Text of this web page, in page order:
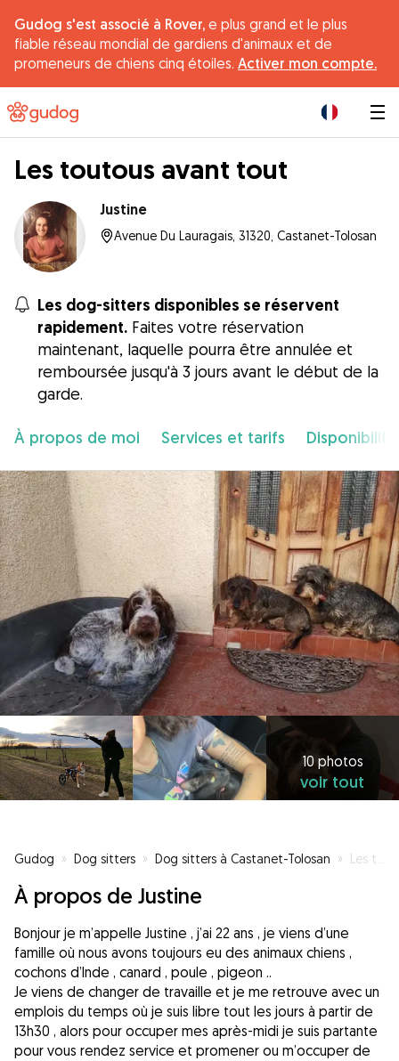
Gudog s'est associé à Rover, e plus grand et le plus
fiable réseau mondial de gardiens d'animaux et de
promeneurs de chiens cinq étoiles. Activer mon compte.
Les toutous avant tout
Justine
Avenue Du Lauragais, 31320, Castanet-Tolosan
Les dog-sitters disponibles se réservent
rapidement. Faites votre réservation
maintenant, laquelle pourra être annulée et
remboursée jusqu'à 3 jours avant le début de la
garde.
À propos de moi Services et tarifs Disponibilité
10 photos
voir tout
Gudog » Dog sitters » Dog sitters à Castanet-Tolosan » Les toutous avant tout
À propos de Justine
Bonjour je m’appelle Justine , j’ai 22 ans , je viens d’une
famille où nous avons toujours eu des animaux chiens ,
cochons d’Inde , canard , poule , pigeon ..
Je viens de changer de travaille et je me retrouve avec un
emplois du temps où je suis libre tout les jours à partir de
13h30 , alors pour occuper mes après-midi je suis partante
pour vous rendez service et promener ou m’occuper de